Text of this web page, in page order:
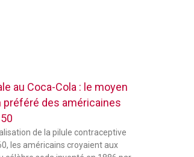
au Coca-Cola : le moyen
des américaines
de la pilule contraceptive
les américains croyaient aux